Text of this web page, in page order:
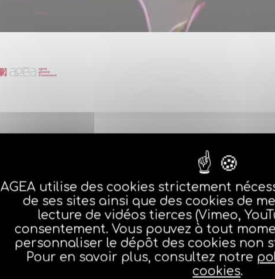
Assemblée
AGEA utilise des cookies strictement
de ses sites ainsi que des cookies de
lecture de vidéos tierces (Vimeo,
consentement. Vous pouvez à tout
personnaliser le dépôt des cookies non
Pour en savoir plus, consultez notre
cookies.